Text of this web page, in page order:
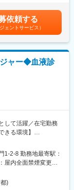
ての知見をバックボ
ル・アップセルの機
メントする。
、顧客マスタ・製品
運用ルール構築を担
却し、データクレン
ます。
営を担い、全社のデ
経験に応じ、決定し
選考を通じて上下す
含めた表記です。
依頼する
ジェントサービス）
ジャー◆血液診
して活躍／在宅勤務
きる環境】
て、製品の品質管
幅広い業務を担いま
英語力を活かして
1-2-8 勤務地最寄駅：
屋内全面禁煙変更の
)